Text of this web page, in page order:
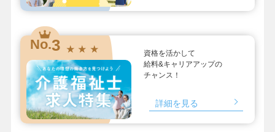
No.3 ★ ★ ★
資格を活かして
給料&キャリアアップの
チャンス！
詳細を見る